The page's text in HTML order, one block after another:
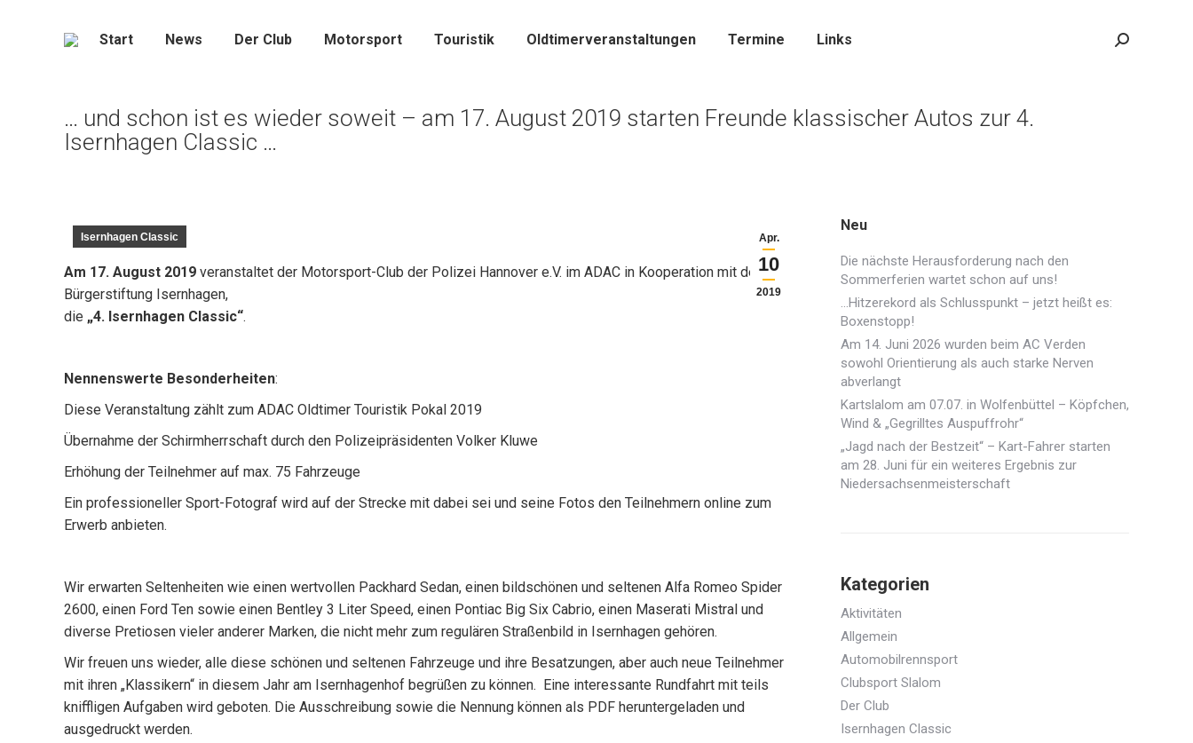
Start News Der Club Motorsport Touristik Oldtimerveranstaltungen Termine Links Search:
… und schon ist es wieder soweit – am 17. August 2019 starten Freunde klassischer Autos zur 4.
Isernhagen Classic …
Apr.
10
2019
Isernhagen Classic
Am 17. August 2019 veranstaltet der Motorsport-Club der Polizei Hannover e.V. im ADAC in Kooperation mit der
Bürgerstiftung Isernhagen,
die „4. Isernhagen Classic“.
Nennenswerte Besonderheiten:
Diese Veranstaltung zählt zum ADAC Oldtimer Touristik Pokal 2019
Übernahme der Schirmherrschaft durch den Polizeipräsidenten Volker Kluwe
Erhöhung der Teilnehmer auf max. 75 Fahrzeuge
Ein professioneller Sport-Fotograf wird auf der Strecke mit dabei sei und seine Fotos den Teilnehmern online zum
Erwerb anbieten.
Wir erwarten Seltenheiten wie einen wertvollen Packhard Sedan, einen bildschönen und seltenen Alfa Romeo Spider
2600, einen Ford Ten sowie einen Bentley 3 Liter Speed, einen Pontiac Big Six Cabrio, einen Maserati Mistral und
diverse Pretiosen vieler anderer Marken, die nicht mehr zum regulären Straßenbild in Isernhagen gehören.
Wir freuen uns wieder, alle diese schönen und seltenen Fahrzeuge und ihre Besatzungen, aber auch neue Teilnehmer
mit ihren „Klassikern“ in diesem Jahr am Isernhagenhof begrüßen zu können. Eine interessante Rundfahrt mit teils
kniffligen Aufgaben wird geboten. Die Ausschreibung sowie die Nennung können als PDF heruntergeladen und
ausgedruckt werden.
Neu
Die nächste Herausforderung nach den
Sommerferien wartet schon auf uns!
…Hitzerekord als Schlusspunkt – jetzt heißt es:
Boxenstopp!
Am 14. Juni 2026 wurden beim AC Verden
sowohl Orientierung als auch starke Nerven
abverlangt
Kartslalom am 07.07. in Wolfenbüttel – Köpfchen,
Wind & „Gegrilltes Auspuffrohr“
„Jagd nach der Bestzeit“ – Kart-Fahrer starten
am 28. Juni für ein weiteres Ergebnis zur
Niedersachsenmeisterschaft
Kategorien
Aktivitäten
Allgemein
Automobilrennsport
Clubsport Slalom
Der Club
Isernhagen Classic